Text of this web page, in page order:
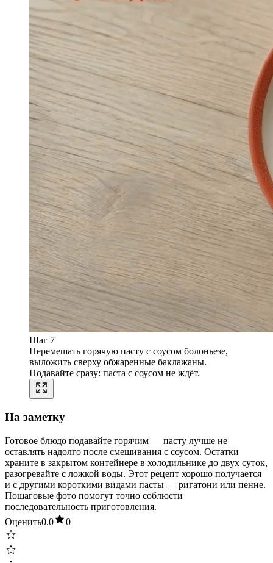
Шаг 7
Перемешать горячую пасту с соусом болоньезе,
выложить сверху обжаренные баклажаны.
Подавайте сразу: паста с соусом не ждёт.
На заметку
Готовое блюдо подавайте горячим — пасту лучше не
оставлять надолго после смешивания с соусом. Остатки
храните в закрытом контейнере в холодильнике до двух суток,
разогревайте с ложкой воды. Этот рецепт хорошо получается
и с другими короткими видами пасты — ригатони или пенне.
Пошаговые фото помогут точно соблюсти
последовательность приготовления.
Оценить0.0 0